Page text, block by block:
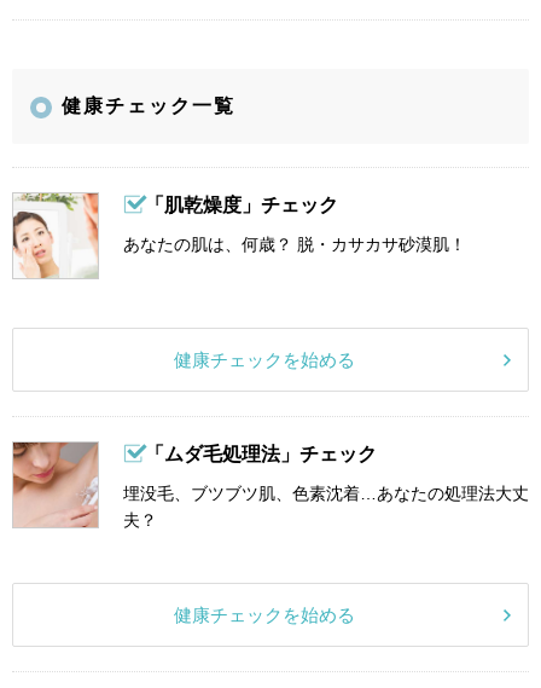
健康チェック一覧
「肌乾燥度」チェック
あなたの肌は、何歳？ 脱・カサカサ砂漠肌！
健康チェックを始める
「ムダ毛処理法」チェック
埋没毛、ブツブツ肌、色素沈着…あなたの処理法大丈
夫？
健康チェックを始める